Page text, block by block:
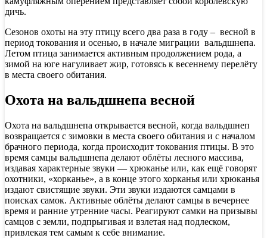
дичь.
Сезонов охоты на эту птицу всего два раза в году – весной в
период токования и осенью, в начале миграции вальдшнепа.
Летом птица занимается активным продолжением рода, а
зимой на юге нагуливает жир, готовясь к весеннему перелёту
в места своего обитания.
Охота на вальдшнепа весной
Охота на вальдшнепа открывается весной, когда вальдшнеп
возвращается с зимовки в места своего обитания и с началом
брачного периода, когда происходит токования птицы. В это
время самцы вальдшнепа делают облёты лесного массива,
издавая характерные звуки — хрюканье или, как ещё говорят
охотники, «хорканье», а в конце этого хорканья или хрюканья
издают свистящие звуки. Эти звуки издаются самцами в
поисках самок. Активные облёты делают самцы в вечернее
время и ранние утренние часы. Реагируют самки на призывы
самцов с земли, подпрыгивая и взлетая над подлеском,
привлекая тем самым к себе внимание.